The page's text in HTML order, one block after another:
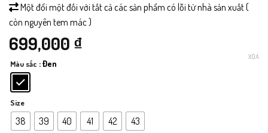
Một đổi một đối với tất cả các sản phẩm có lỗi từ nhà sản xuất (
còn nguyên tem mác )
699,000 ₫
Màu sắc : Đen
Size
38 39 40 41 42 43
XÓA